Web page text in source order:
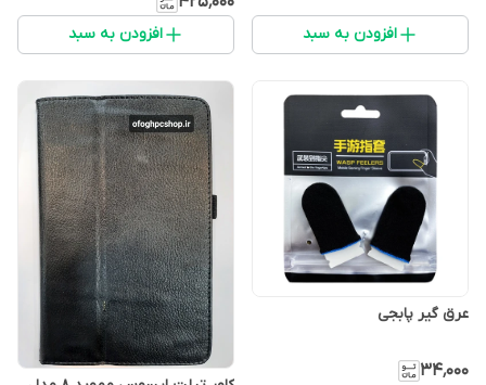
افزودن به سبد افزودن به سبد
عرق گیر پابجی
۳۴٬۰۰۰